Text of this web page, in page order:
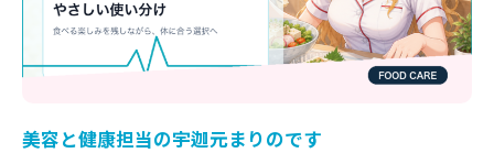
美容と健康担当の宇迦元まりのです